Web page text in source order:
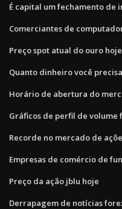
É capital um fechamento de
Comerciantes de
Preço spot atual do ouro hoje
Quanto dinheiro você
Horário de abertura do
Gráficos de perfil de volume
Recorde no mercado de
Empresas de comércio de
Preço da ação jblu hoje
Derrapagem de notícias